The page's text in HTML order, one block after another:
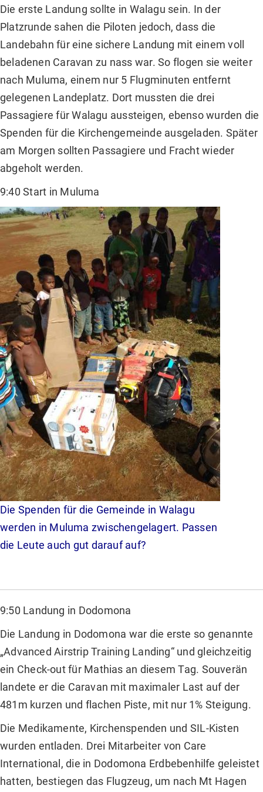
Die erste Landung sollte in Walagu sein. In der
Platzrunde sahen die Piloten jedoch, dass die
Landebahn für eine sichere Landung mit einem voll
beladenen Caravan zu nass war. So flogen sie weiter
nach Muluma, einem nur 5 Flugminuten entfernt
gelegenen Landeplatz. Dort mussten die drei
Passagiere für Walagu aussteigen, ebenso wurden die
Spenden für die Kirchengemeinde ausgeladen. Später
am Morgen sollten Passagiere und Fracht wieder
abgeholt werden.
9:40 Start in Muluma
Die Spenden für die Gemeinde in Walagu
werden in Muluma zwischengelagert. Passen
die Leute auch gut darauf auf?
9:50 Landung in Dodomona
Die Landung in Dodomona war die erste so genannte
„Advanced Airstrip Training Landing“ und gleichzeitig
ein Check-out für Mathias an diesem Tag. Souverän
landete er die Caravan mit maximaler Last auf der
481m kurzen und flachen Piste, mit nur 1% Steigung.
Die Medikamente, Kirchenspenden und SIL-Kisten
wurden entladen. Drei Mitarbeiter von Care
International, die in Dodomona Erdbebenhilfe geleistet
hatten, bestiegen das Flugzeug, um nach Mt Hagen